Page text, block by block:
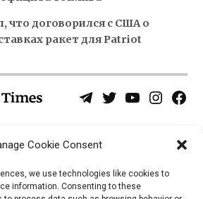
Cookie Consent
we use technologies like cookies to
information. Consenting to these
что договорился с США о
ракет для Patriot
Telegram
TwitterYouTubeInstagram